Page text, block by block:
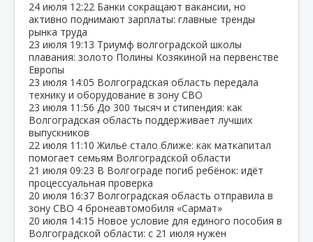
24 июля 12:22 Банки сокращают вакансии, но
активно поднимают зарплаты: главные тренды
рынка труда
23 июля 19:13 Триумф волгоградской школы
плавания: золото Полины Козякиной на первенстве
Европы
23 июля 14:05 Волгоградская область передала
технику и оборудование в зону СВО
23 июля 11:56 До 300 тысяч и стипендия: как
Волгоградская область поддерживает лучших
выпускников
22 июля 11:10 Жильё стало ближе: как маткапитал
помогает семьям Волгоградской области
21 июля 09:23 В Волгограде погиб ребёнок: идёт
процессуальная проверка
20 июля 16:37 Волгоградская область отправила в
зону СВО 4 бронеавтомобиля «Сармат»
20 июля 14:15 Новое условие для единого пособия в
Волгоградской области: с 21 июля нужен